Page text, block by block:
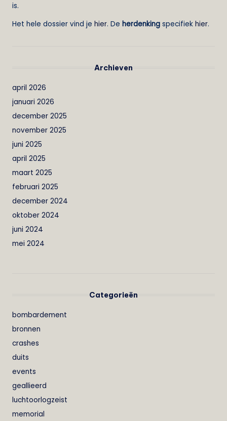
is.
Het hele dossier vind je hier. De herdenking specifiek hier.
Archieven
april 2026
januari 2026
december 2025
november 2025
juni 2025
april 2025
maart 2025
februari 2025
december 2024
oktober 2024
juni 2024
mei 2024
Categorieën
bombardement
bronnen
crashes
duits
events
geallieerd
luchtoorlogzeist
memorial